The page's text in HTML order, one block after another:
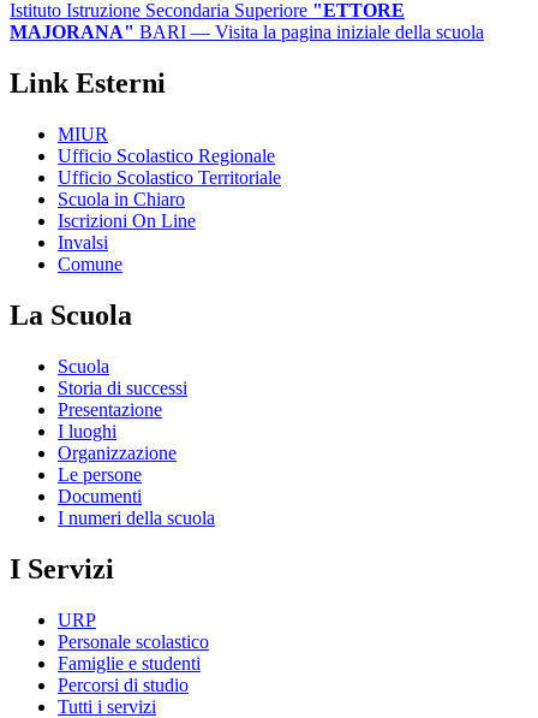
Istituto Istruzione Secondaria Superiore "ETTORE
MAJORANA" BARI — Visita la pagina iniziale della scuola
Link Esterni
MIUR
Ufficio Scolastico Regionale
Ufficio Scolastico Territoriale
Scuola in Chiaro
Iscrizioni On Line
Invalsi
Comune
La Scuola
Scuola
Storia di successi
Presentazione
I luoghi
Organizzazione
Le persone
Documenti
I numeri della scuola
I Servizi
URP
Personale scolastico
Famiglie e studenti
Percorsi di studio
Tutti i servizi